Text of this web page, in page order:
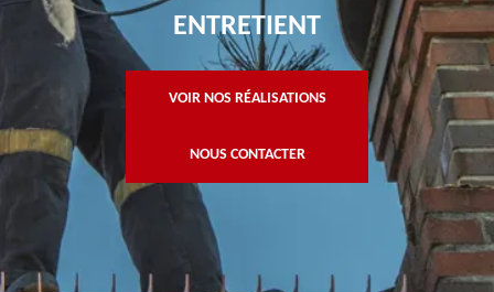
ENTRETIENT
VOIR NOS RÉALISATIONS
NOUS CONTACTER